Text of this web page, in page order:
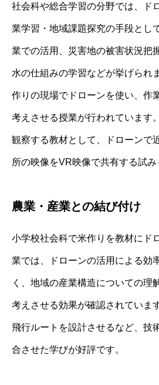
社会科や総合学習の分野では、ド
業学習・地域課題探究の手段とし
業での活用、災害地の被害状況把
水の仕組みの学習などが挙げられ
作りの現場でドローンを使い、作
考えさせる授業が行われています
観察する教材として、ドローンで
所の映像をVR映像で共有する試み
農業・産業との結び付け
小学校社会科で米作りを教材にド
業では、ドローンの活用による効
く、地域の産業構造についての理
考えさせる効果が確認されていま
飛行ルートを設計させるなど、技
合させた学びが好評です。